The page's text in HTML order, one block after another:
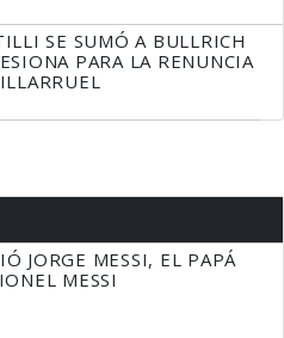
SE SUMÓ A BULLRICH
PARA LA RENUNCIA
JORGE MESSI, EL PAPÁ
MESSI